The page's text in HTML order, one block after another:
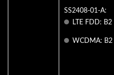
SS2408-01-A:
LTE FDD:
WCDMA: